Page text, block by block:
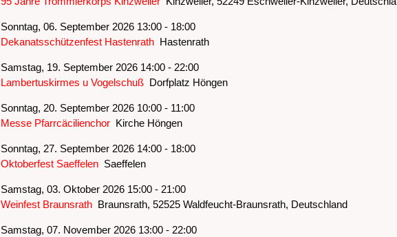
Sonntag, 06. September 2026 13:00 - 18:00
Dekanatsschützenfest HastenrathHastenrath
Samstag, 19. September 2026 14:00 - 22:00
Lambertuskirmes u VogelschußDorfplatz Höngen
Sonntag, 20. September 2026 10:00 - 11:00
Messe PfarrcäcilienchorKirche Höngen
Sonntag, 27. September 2026 14:00 - 18:00
Oktoberfest SaeffelenSaeffelen
Samstag, 03. Oktober 2026 15:00 - 21:00
Weinfest BraunsrathBraunsrath, 52525 Waldfeucht-Braunsrath, Deutschland
Samstag, 07. November 2026 13:00 - 22:00